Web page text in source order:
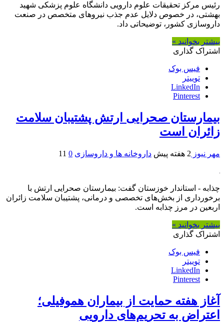
رئیس مرکز تحقیقات علوم دارویی دانشگاه علوم پزشکی شهید
بهشتی، در خصوص دلایل عدم جذب نیروهای متخصص در صنعت
داروسازی کشور، توضیحاتی داد.
بیشتر بخوانید »
اشتراک گذاری
فیس بوک
توییتر
LinkedIn
Pinterest
بیمارستان صحرایی ارتش پشتیبان سلامت
زائران است
مهر نیوز 2 هفته پیش داروخانه ها و داروسازی 0
11
چذابه - استاندار خوزستان گفت: بیمارستان صحرایی ارتش با
برخورداری از بخش‌های تخصصی و درمانی، پشتیبان سلامت زائران
اربعین در مرز چذابه است.
بیشتر بخوانید »
اشتراک گذاری
فیس بوک
توییتر
LinkedIn
Pinterest
آغاز هفته حمایت از بیماران هموفیلی؛
اعتراض به تحریم‌های دارویی